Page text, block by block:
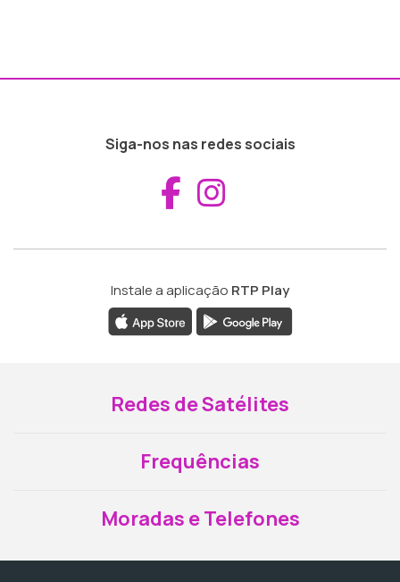
Siga-nos nas redes sociais
Aceder ao
Instale a aplicação RTP Play
Redes de Satélites
Frequências
Moradas e Telefones